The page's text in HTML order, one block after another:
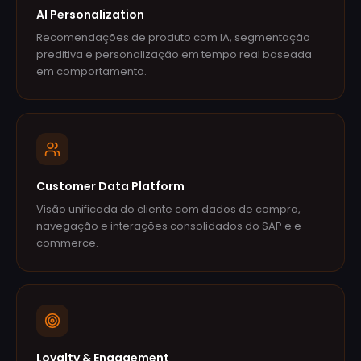
AI Personalization
Recomendações de produto com IA, segmentação
preditiva e personalização em tempo real baseada
em comportamento.
Customer Data Platform
Visão unificada do cliente com dados de compra,
navegação e interações consolidados do SAP e e-
commerce.
Loyalty & Engagement